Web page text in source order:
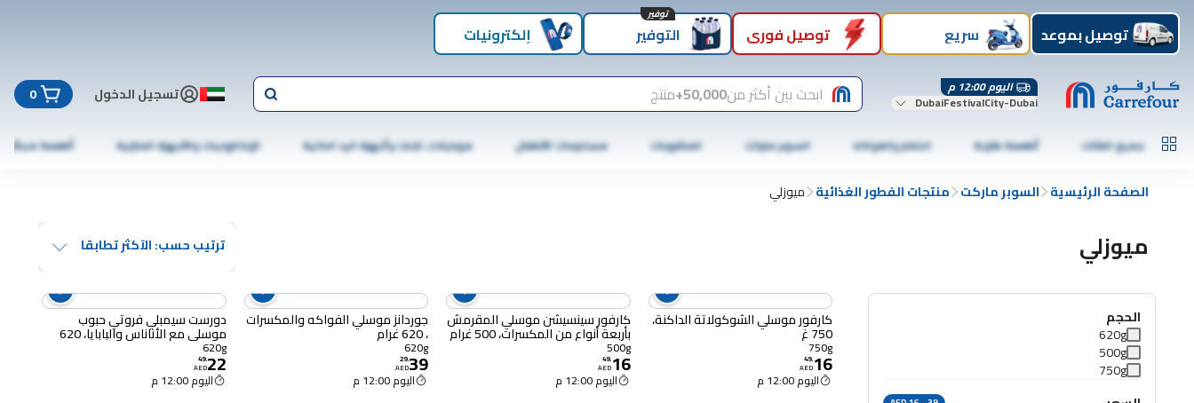
توصيل بموعد سريع توصيل فوري التوفير
توفير
إلكترونيات
اليوم 12:00 م
DubaiFestivalCity-Dubai ابحث بين أكثر من50,000+ منتج تسجيل الدخول 0
جميع الفئات أطعمة طازجة الخضار والفواكه السوبر ماركت المشروبات مستلزمات الأطفال موبايلات، تابلت وأجهزة اليد الذكية الإلكترونيات والأجهزة المنزلية أطعمة مجمّدة
الصفحة الرئيسية السوبر ماركت منتجات الفطور الغذائية ميوزلي
ميوزلي ترتيب حسب: الآكثر تطابقا
الحجم
620g
500g
750g
كارفور موسلي الشوكولاتة الداكنة،
750 غ
750g
16
.
49
AED
اليوم 12:00 م
كارفور سينسيشن موسلي المقرمش
بأربعة أنواع من المكسرات، 500 غرام
500g
16
.
49
AED
اليوم 12:00 م
جوردانز موسلي الفواكه والمكسرات
، 620 غرام
620g
39
.
29
AED
اليوم 12:00 م
دورست سيمبلي فروتي حبوب
موسلي مع الأناناس والبابايا، 620
غرام
620g
22
.
49
AED
اليوم 12:00 م